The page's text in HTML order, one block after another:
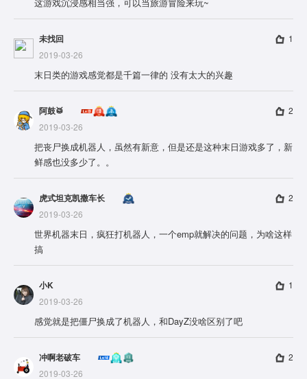
这游戏沉浸感相当强，可以当旅游冒险来玩~
未找回
2019-03-26
1
末日类的游戏感觉都是千篇一律的 没有太大的兴趣
阿鼓🥁
2019-03-26
2
把丧尸换成机器人，虽然有新意，但是还是这种末日游戏多了，新
鲜感也没多少了。。
虎式坦克凯撒车长
2019-03-26
2
世界机器末日，疯狂打机器人，一个emp就解决的问题，为啥这样
搞
小K
2019-03-26
1
感觉就是把僵尸换成了机器人，和DayZ没啥区别了吧
冲啊老破车
2019-03-26
2